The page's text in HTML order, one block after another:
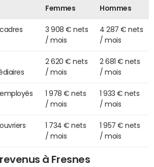
Femmes Hommes
3 908 € nets
/ mois
4 287 € nets
/ mois
2 620 € nets
/ mois
2 681 € nets
/ mois
1 978 € nets
/ mois
1 933 € nets
/ mois
1 734 € nets
/ mois
1 957 € nets
/ mois
à Fresnes